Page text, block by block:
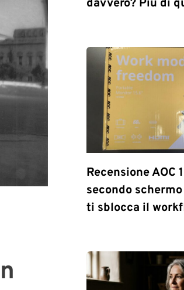
davvero? Più di
Recensione AOC
secondo
ti sblocca il